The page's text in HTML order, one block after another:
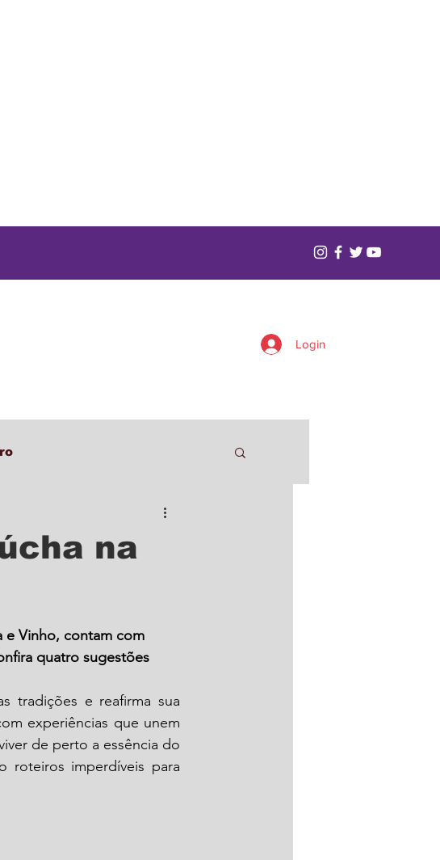
Login
na
e Vinho, contam com
quatro sugestões
tradições e reafirma sua
experiências que unem
de perto a essência do
roteiros imperdíveis para